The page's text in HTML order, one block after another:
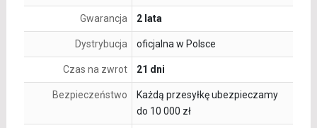
Gwarancja 2 lata
Dystrybucja oficjalna w Polsce
Czas na zwrot 21 dni
Bezpieczeństwo
Każdą przesyłkę ubezpieczamy
do 10 000 zł